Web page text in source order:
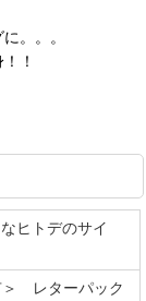
。。。
！
ヒトデのサイ
＞ レターパック